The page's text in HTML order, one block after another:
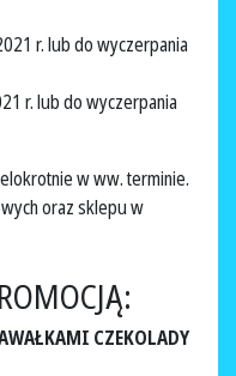
r. lub do wyczerpania
r. lub do wyczerpania
w ww. terminie.
oraz sklepu w
CZEKOLADY